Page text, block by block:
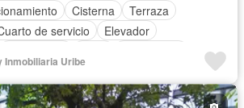
Cisterna
Terraza
de servicio
Elevador
Inmobiliaria Uribe